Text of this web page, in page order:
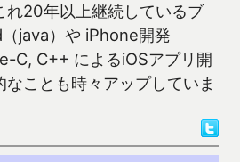
れ20年以上継続しているブ
java）や iPhone開発
C, C++ によるiOSアプリ開
ことも時々アップしていま